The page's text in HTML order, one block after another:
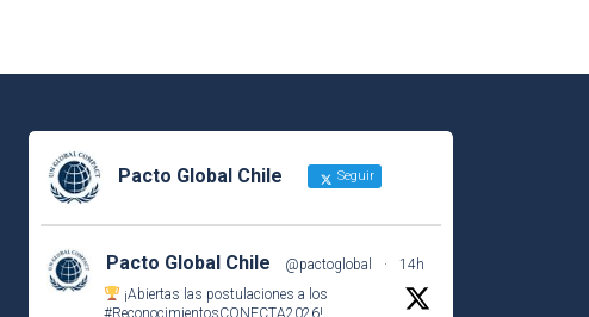
Pacto Global Chile Seguir
Pacto Global Chile @pactoglobal ·
14h
¡Abiertas las postulaciones a los
#ReconocimientosCONECTA2026!